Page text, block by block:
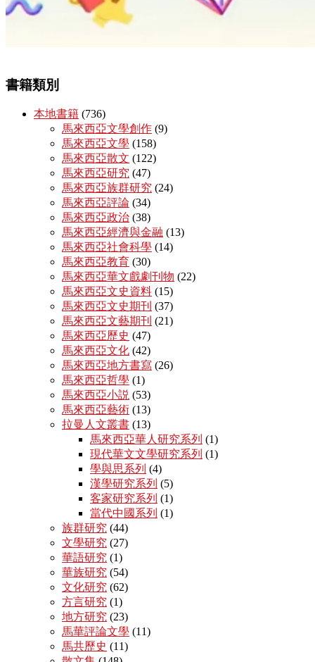
書籍類別
本地書籍 (736)
馬來西亞文學創作 (9)
馬來西亞文學 (158)
馬來西亞散文 (122)
馬來西亞研究 (47)
馬來西亞族群研究 (24)
馬來西亞評論 (34)
馬來西亞政治 (38)
馬來西亞經濟與金融 (13)
馬來西亞社會科學 (14)
馬來西亞教育 (30)
馬來西亞華文戲劇刊物 (22)
馬來西亞文史資料 (15)
馬來西亞文史期刊 (37)
馬來西亞文藝期刊 (21)
馬來西亞歷史 (47)
馬來西亞文化 (42)
馬來西亞地方書寫 (26)
馬來西亞哲學 (1)
馬來西亞小説 (53)
馬來西亞藝術 (13)
拉曼人文叢書 (13)
馬來西亞華人研究系列 (1)
現代華文文學研究系列 (1)
學與思系列 (4)
漢學研究系列 (5)
客家研究系列 (1)
當代中國系列 (1)
族群研究 (44)
文學研究 (27)
華語研究 (1)
華族研究 (54)
文化研究 (62)
方言研究 (1)
地方研究 (23)
馬華評論文學 (11)
馬共歷史 (11)